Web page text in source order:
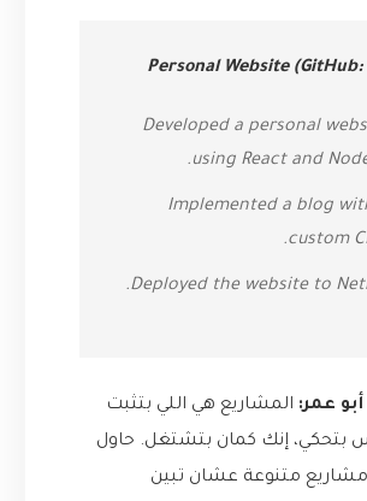
Personal Website
Developed a personal
using React and
Implemented a blog
custom
Deployed the website to
عمر: المشاريع هي اللي بتثبت
إنك كمان بتشتغل. حاول
متنوعة عشان تبين